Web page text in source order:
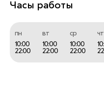
Часы работы
пн
10:00
22:00
вт
10:00
22:00
ср
10:00
22:00
чт